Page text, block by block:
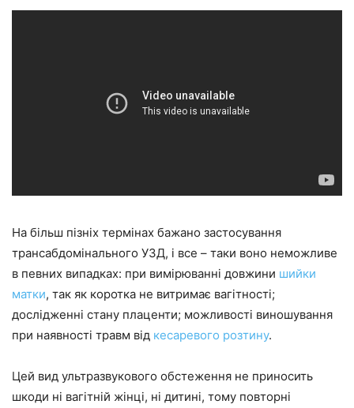
На більш пізніх термінах бажано застосування
трансабдомінального УЗД, і все – таки воно неможливе
в певних випадках: при вимірюванні довжини шийки
матки, так як коротка не витримає вагітності;
дослідженні стану плаценти; можливості виношування
при наявності травм від кесаревого розтину.
Цей вид ультразвукового обстеження не приносить
шкоди ні вагітній жінці, ні дитині, тому повторні